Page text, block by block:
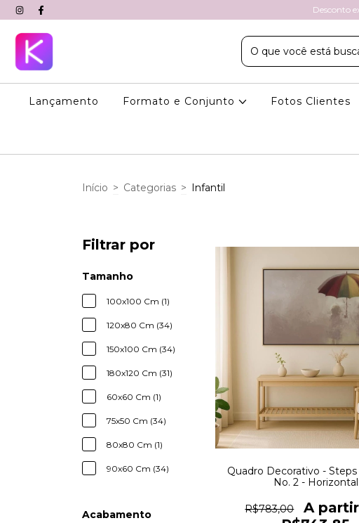
Desconto
Lançamento Formato e Conjunto Fotos Clientes
Início > Categorias > Infantil
Filtrar por
Tamanho
100x100 Cm (1)
120x80 Cm (34)
150x100 Cm (34)
180x120 Cm (31)
60x60 Cm (1)
75x50 Cm (34)
80x80 Cm (1)
90x60 Cm (34)
Acabamento
Quadro Decorativo -
No. 2 - Horizontal
R$783,00